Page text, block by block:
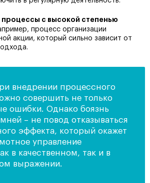
процессы с высокой степенью
процесс организации
акции, который сильно зависит от
внедрении процессного
совершить не только
ошибки. Однако боязнь
– не повод отказываться
эффекта, который окажет
управление
в качественном, так и в
выражении.